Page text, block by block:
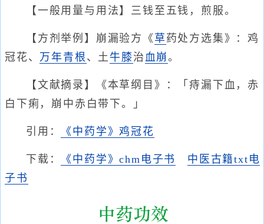
【一般用量与用法】三钱至五钱，煎服。
【方剂举例】崩漏验方《 草 药处方选集》：鸡
冠花、 万年青根 、土 牛膝治 血崩。
【文献摘录】《本草纲目》：「痔漏下血，赤
白下痢，崩中赤白带下。」
引用： 《中药学》鸡冠花
下载： 《中药学》chm电子书
中医古籍txt电
子书